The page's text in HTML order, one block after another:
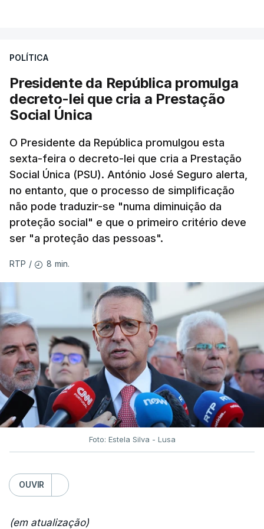
POLÍTICA
Presidente da República promulga
decreto-lei que cria a Prestação
Social Única
O Presidente da República promulgou esta
sexta-feira o decreto-lei que cria a Prestação
Social Única (PSU). António José Seguro alerta,
no entanto, que o processo de simplificação
não pode traduzir-se "numa diminuição da
proteção social" e que o primeiro critério deve
ser "a proteção das pessoas".
RTP / 8 min.
Foto: Estela Silva - Lusa
OUVIR
(em atualização)